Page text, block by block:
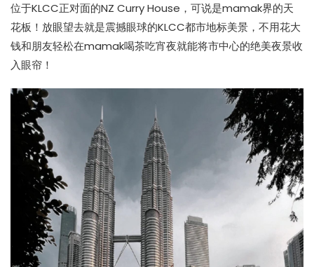
位于KLCC正对面的NZ Curry House，可说是mamak界的天
花板！放眼望去就是震撼眼球的KLCC都市地标美景，不用花大
钱和朋友轻松在mamak喝茶吃宵夜就能将市中心的绝美夜景收
入眼帘！